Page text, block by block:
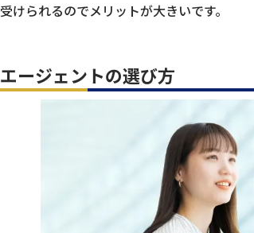
受けられるのでメリットが大きいです。
エージェントの選び方